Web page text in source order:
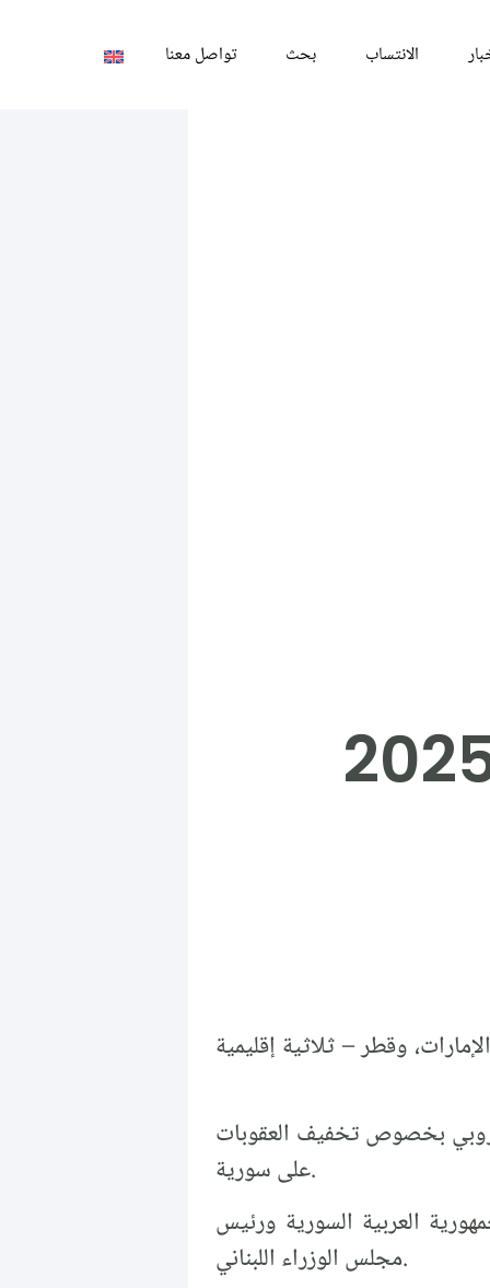
الانتساب بحث تواصل معنا
وقطر – ثلاثية إقليمية
بخصوص تخفيف العقوبات
على سورية.
العربية السورية ورئيس
مجلس الوزراء اللبناني.